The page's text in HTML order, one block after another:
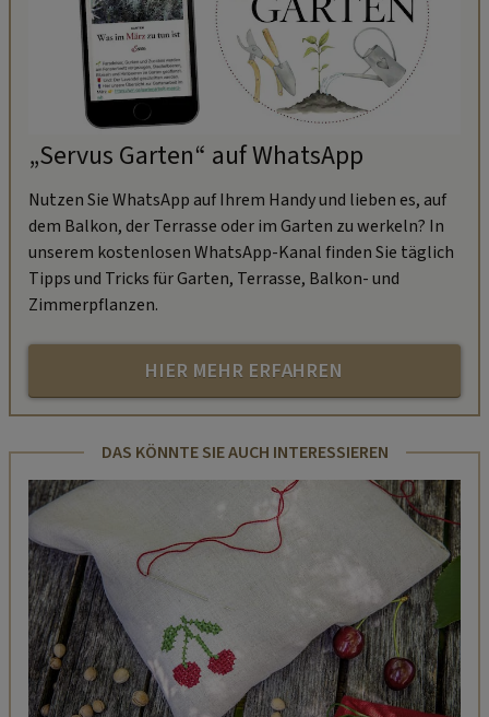
„Servus Garten“ auf WhatsApp
Nutzen Sie WhatsApp auf Ihrem Handy und lieben es, auf
dem Balkon, der Terrasse oder im Garten zu werkeln? In
unserem kostenlosen WhatsApp-Kanal finden Sie täglich
Tipps und Tricks für Garten, Terrasse, Balkon- und
Zimmerpflanzen.
HIER MEHR ERFAHREN
DAS KÖNNTE SIE AUCH INTERESSIEREN